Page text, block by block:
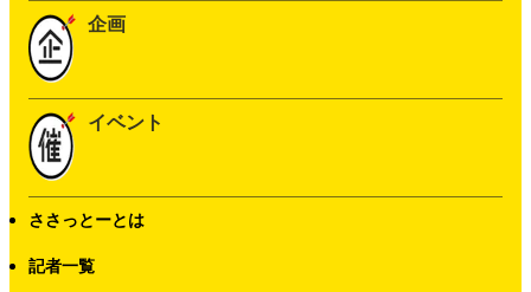
企画
イベント
ささっとーとは
記者一覧